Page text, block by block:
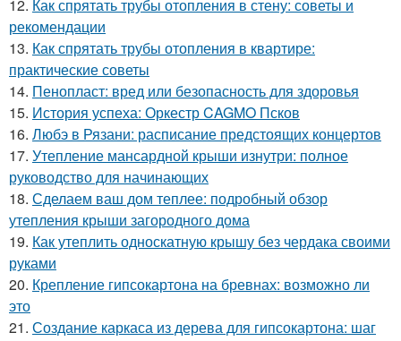
12. Как спрятать трубы отопления в стену: советы и
рекомендации
13. Как спрятать трубы отопления в квартире:
практические советы
14. Пенопласт: вред или безопасность для здоровья
15. История успеха: Оркестр CAGMO Псков
16. Любэ в Рязани: расписание предстоящих концертов
17. Утепление мансардной крыши изнутри: полное
руководство для начинающих
18. Сделаем ваш дом теплее: подробный обзор
утепления крыши загородного дома
19. Как утеплить односкатную крышу без чердака своими
руками
20. Крепление гипсокартона на бревнах: возможно ли
это
21. Создание каркаса из дерева для гипсокартона: шаг